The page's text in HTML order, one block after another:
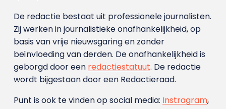
De redactie bestaat uit professionele journalisten.
Zij werken in journalistieke onafhankelijkheid, op
basis van vrije nieuwsgaring en zonder
beïnvloeding van derden. De onafhankelijkheid is
geborgd door een redactiestatuut. De redactie
wordt bijgestaan door een Redactieraad.
Punt is ook te vinden op social media: Instragram,